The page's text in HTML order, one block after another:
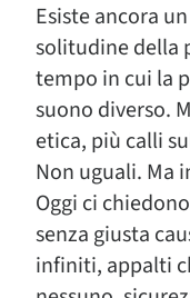
Esiste ancora
solitudine della
tempo in cui la
suono diverso.
etica, più calli
Non uguali. Ma
Oggi ci
senza giusta
infiniti, appalti